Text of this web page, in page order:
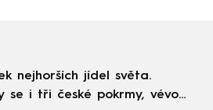
nejhorších jídel světa.
se i tři české pokrmy, vévodí